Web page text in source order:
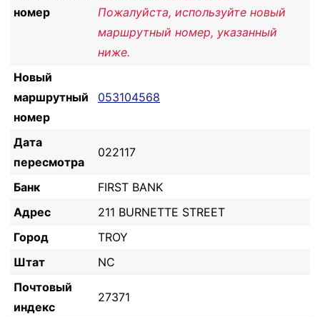
номер
Пожалуйста, используйте новый
маршрутный номер, указанный
ниже.
Новый
маршрутный
номер
053104568
Дата
пересмотра
022117
Банк
FIRST BANK
Адрес
211 BURNETTE STREET
Город
TROY
Штат
NC
Почтовый
индекс
27371